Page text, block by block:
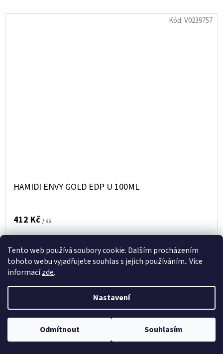
Tento web používá soubory cookie. Dalším procházením
tohoto webu vyjadřujete souhlas s jejich používáním.. Více
informacízde.
Nastavení
Odmítnout Souhlasím
HAMIDI ENVY GOLD EDP U 100ML
412 Kč / ks
DO
KOŠÍKU
DETAIL
Kód:V0239757